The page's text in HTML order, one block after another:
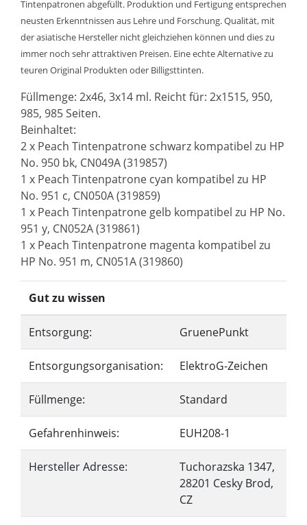
Tintenpatronen abgefüllt. Produktion und Fertigung entsprechen
neusten Erkenntnissen aus Lehre und Forschung. Qualität, mit
der asiatische Hersteller nicht gleichziehen können und dies zu
immer noch sehr attraktiven Preisen. Eine echte Alternative zu
teuren Original Produkten oder Billigsttinten.
Füllmenge: 2x46, 3x14 ml. Reicht für: 2x1515, 950,
985, 985 Seiten.
Beinhaltet:
2 x Peach Tintenpatrone schwarz kompatibel zu HP
No. 950 bk, CN049A (319857)
1 x Peach Tintenpatrone cyan kompatibel zu HP
No. 951 c, CN050A (319859)
1 x Peach Tintenpatrone gelb kompatibel zu HP No.
951 y, CN052A (319861)
1 x Peach Tintenpatrone magenta kompatibel zu
HP No. 951 m, CN051A (319860)
Gut zu wissen
Entsorgung: GruenePunkt
Entsorgungsorganisation: ElektroG-Zeichen
Füllmenge: Standard
Gefahrenhinweis: EUH208-1
Hersteller Adresse:
Tuchorazska 1347,
28201 Cesky Brod,
CZ